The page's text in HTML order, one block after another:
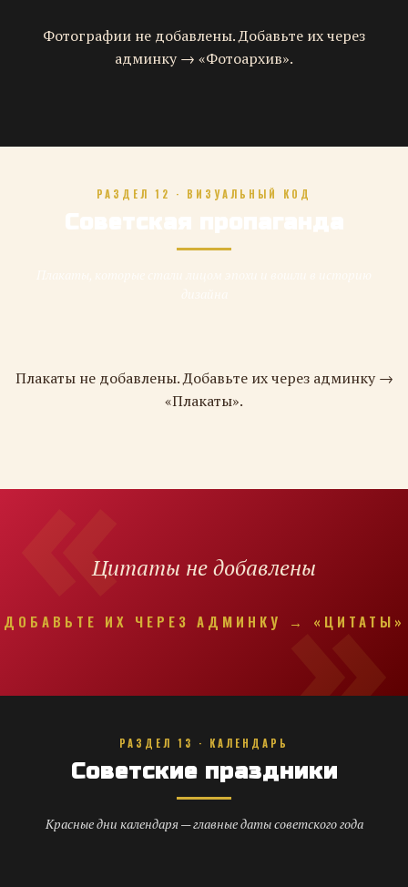
Фотографии не добавлены. Добавьте их через
админку → «Фотоархив».
РАЗДЕЛ 12 · ВИЗУАЛЬНЫЙ КОД
Советская пропаганда
Плакаты не добавлены. Добавьте их через админку →
«Плакаты».
Цитаты не добавлены
ДОБАВЬТЕ ИХ ЧЕРЕЗ АДМИНКУ → «ЦИТАТЫ»
РАЗДЕЛ 13 · КАЛЕНДАРЬ
Советские праздники
Красные дни календаря — главные даты советского года